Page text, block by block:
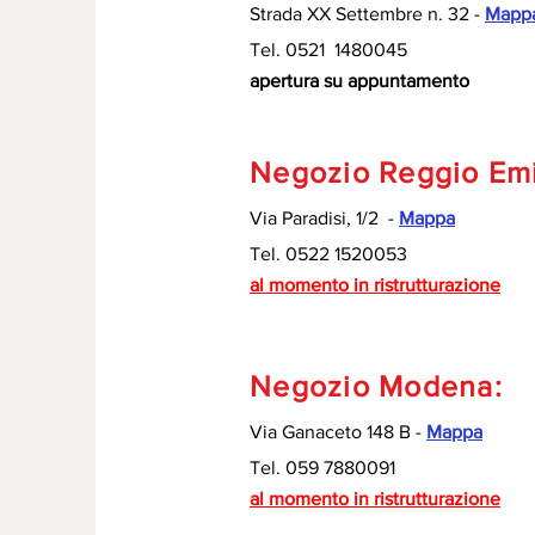
Strada XX Settembre n. 32 -
Tel. 0521 1480045
apertura su appuntamento
Negozio Reggio
Via Paradisi, 1/2 - Mappa
Tel. 0522 1520053
al momento in ristrutturazione
Negozio Modena:
Via Ganaceto 148 B - Mappa
Tel. 059 7880091
al momento in ristrutturazione